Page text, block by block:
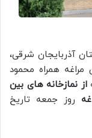
آذربایجان شرقی،
همراه محمود
از نمازخانه های بین
روز جمعه تاریخ